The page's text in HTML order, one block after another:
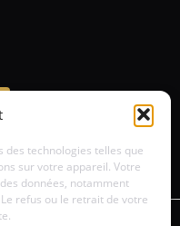
technologies telles que
sur votre appareil. Votre
données, notamment
refus ou le retrait de votre